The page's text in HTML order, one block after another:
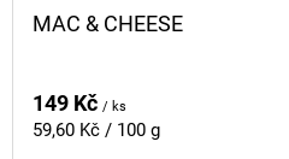
MAC & CHEESE
149 Kč / ks
Měrná
59,60 Kč / 100 g